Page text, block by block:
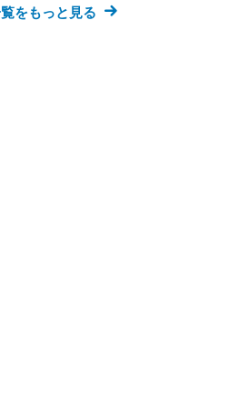
をもっと見る